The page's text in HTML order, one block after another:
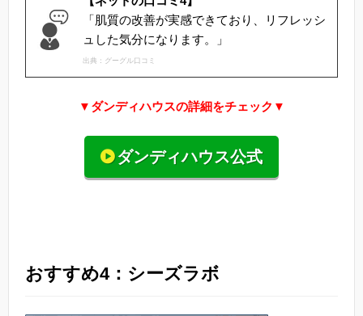
「肌質の改善が実感できており、リフレッシ
ュした気分になります。」
出典：グーグル口コミ
▼ダンディハウスの詳細をチェック▼
ダンディハウス公式
おすすめ4：シーズラボ